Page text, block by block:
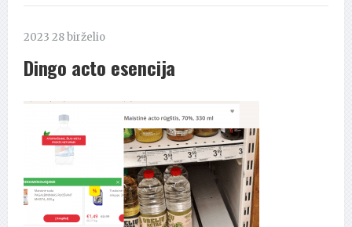
2023 28 birželio
Dingo acto esencija